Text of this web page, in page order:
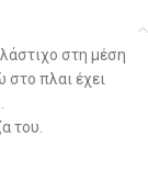
στη μέση
στο πλαι έχει
του.